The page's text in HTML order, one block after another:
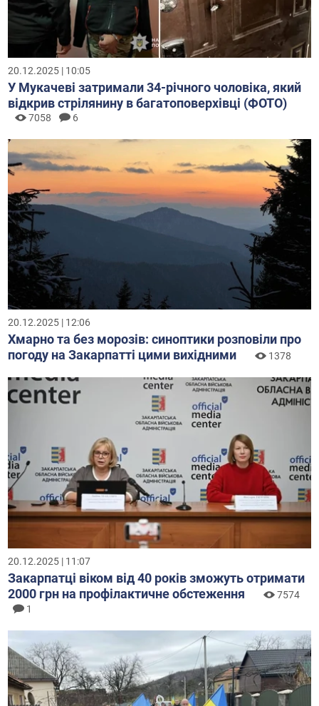
20.12.2025 | 10:05
У Мукачеві затримали 34-річного чоловіка, який
відкрив стрілянину в багатоповерхівці (ФОТО)
7058 6
20.12.2025 | 12:06
Хмарно та без морозів: синоптики розповіли про
погоду на Закарпатті цими вихідними
1378
20.12.2025 | 11:07
Закарпатці віком від 40 років зможуть отримати
2000 грн на профілактичне обстеження
7574
1